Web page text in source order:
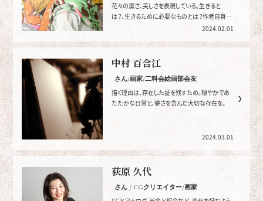
花々の潔さ、美しさを表現している。生きると
は？、生きるために必要なものとは？作者自身が
2024.02.01
中村 百合江
さん/画家/二科会絵画部会友
描く理由は、存在した証を残すため。穏やかであ
たたかな日常と、儚さを含んだ大切な存在を。
2024.03.01
荻原 久代
さん / CGクリエイター/画家